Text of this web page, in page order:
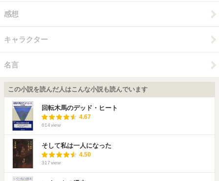
感想
キャラクター
名言
この小説を読んだ人はこんな小説も読んでいます
回転木馬のデッド・ヒート
4.67
614view
そして私は一人になった
4.50
317view